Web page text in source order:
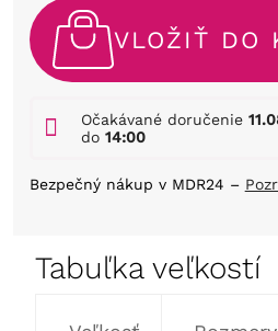
VLOŽIŤ DO
Očakávané doručenie
do 14:00
Bezpečný nákup v MDR24 –
Tabuľka veľkostí